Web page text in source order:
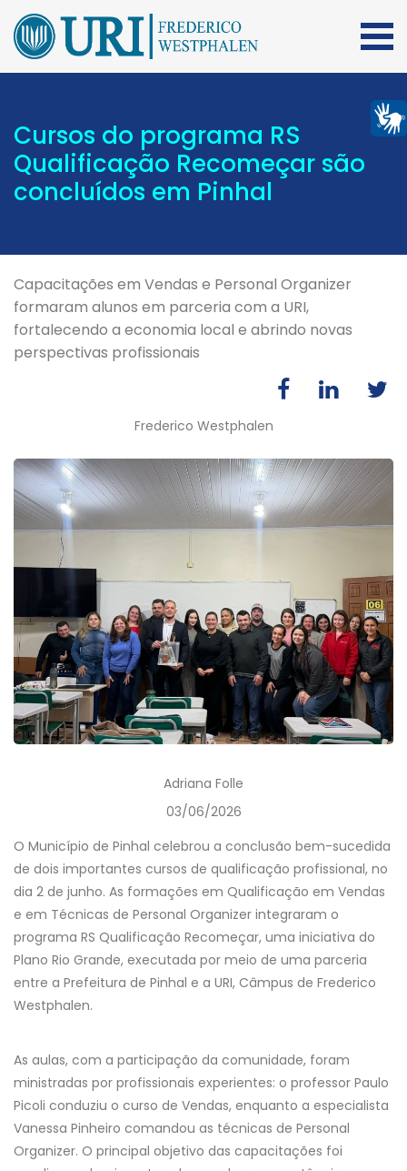
Cursos do programa RS
Qualificação Recomeçar são
concluídos em Pinhal
Capacitações em Vendas e Personal Organizer
formaram alunos em parceria com a URI,
fortalecendo a economia local e abrindo novas
perspectivas profissionais
Frederico Westphalen
Adriana Folle
03/06/2026
O Município de Pinhal celebrou a conclusão bem-sucedida
de dois importantes cursos de qualificação profissional, no
dia 2 de junho. As formações em Qualificação em Vendas
e em Técnicas de Personal Organizer integraram o
programa RS Qualificação Recomeçar, uma iniciativa do
Plano Rio Grande, executada por meio de uma parceria
entre a Prefeitura de Pinhal e a URI, Câmpus de Frederico
Westphalen.
As aulas, com a participação da comunidade, foram
ministradas por profissionais experientes: o professor Paulo
Picoli conduziu o curso de Vendas, enquanto a especialista
Vanessa Pinheiro comandou as técnicas de Personal
Organizer. O principal objetivo das capacitações foi